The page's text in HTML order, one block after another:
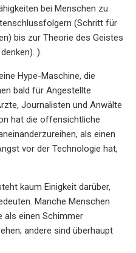
bei Menschen zu
(Schritt für
bis zur Theorie des Geistes
).
Hype-Maschine, die
bald für Angestellte
Journalisten und Anwälte
hat die offensichtliche
als einen
vor der Technologie hat,
kaum Einigkeit darüber,
Manche Menschen
als einen Schimmer
andere sind überhaupt